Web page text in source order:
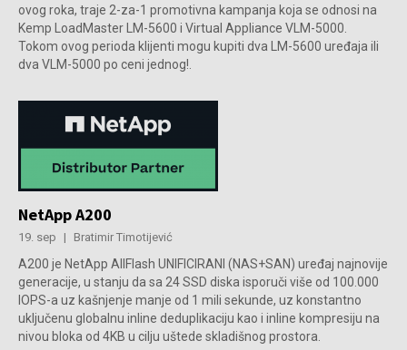
ovog roka, traje 2-za-1 promotivna kampanja koja se odnosi na
Kemp LoadMaster LM-5600 i Virtual Appliance VLM-5000.
Tokom ovog perioda klijenti mogu kupiti dva LM-5600 uređaja ili
dva VLM-5000 po ceni jednog!.
NetApp A200
19. sep | Bratimir Timotijević
A200 je NetApp AllFlash UNIFICIRANI (NAS+SAN) uređaj najnovije
generacije, u stanju da sa 24 SSD diska isporuči više od 100.000
IOPS-a uz kašnjenje manje od 1 mili sekunde, uz konstantno
uključenu globalnu inline deduplikaciju kao i inline kompresiju na
nivou bloka od 4KB u cilju uštede skladišnog prostora.